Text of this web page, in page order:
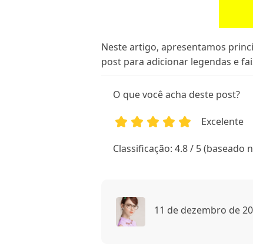
Neste artigo, apresentamos
post para adicionar legendas e
O que você acha deste post?
1 4 5
Excelente
Classificação: 4.8 / 5 (baseado
11 de dezembro de